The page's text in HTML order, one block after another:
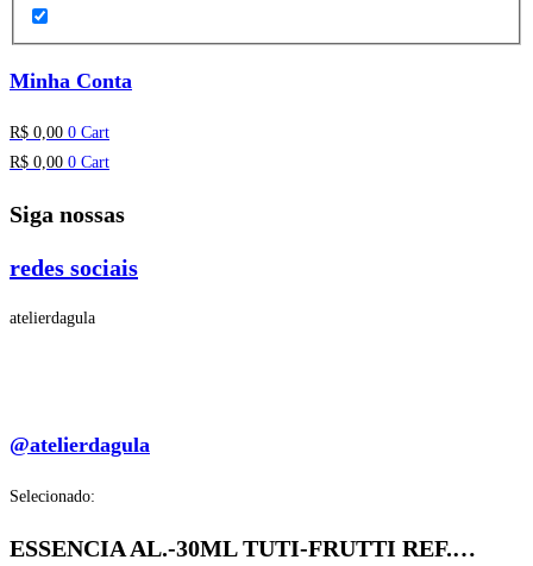
Minha Conta
R$ 0,00 0 Cart
R$ 0,00 0 Cart
Siga nossas
redes sociais
atelierdagula
@atelierdagula
Selecionado:
ESSENCIA AL.-30ML TUTI-FRUTTI REF.…